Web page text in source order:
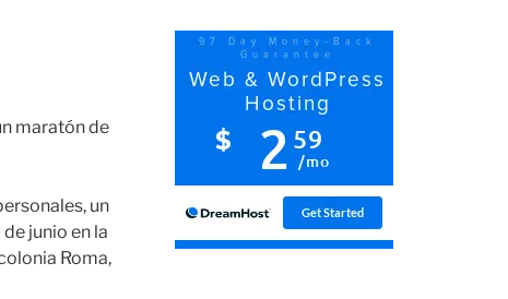
maratón de
un
junio en la
Roma,